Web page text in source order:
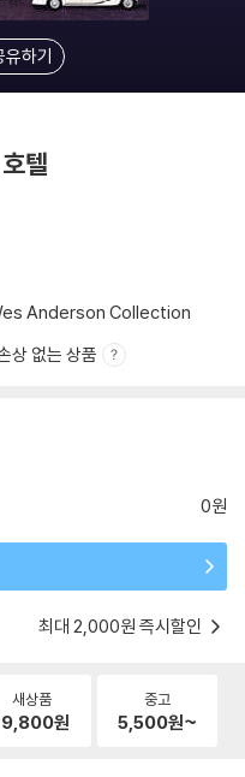
유하기
텔
Anderson Collection
상 없는 상품
0원
최대 2,000원 즉시할인
새상품
원
중고
5,500원~